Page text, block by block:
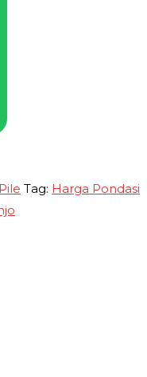
Tag: Harga Pondasi